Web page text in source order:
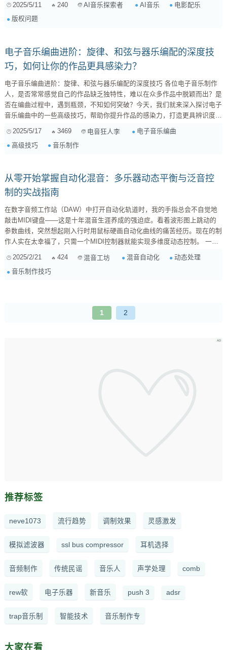
是我凭空捏造。现在市面上已经有不少AI音乐平台，比如Amper Music（虽
然已经被Shutterstock收购了），AIVA，还有Soundraw等等。它们都声称
2025/5/11 240 AI音乐探索者 AI音乐
电影配乐
版权问题
电子音乐编曲进阶：旋律、和弦与器乐编配的深度技
巧，如何让你的作品更具感染力？
电子音乐编曲进阶：旋律、和弦与器乐编配的深度技巧 各位电子音乐制作
人，是否常常感觉自己的作品缺乏独特性，难以在众多作品中脱颖而出？是
否在编曲过程中，遇到瓶颈，不知如何突破？今天，我们就来深入探讨电子
音乐编曲中的一些高级技巧，帮助你提升作品的感染力，打造更具辨识度的
个好的旋律能够瞬间抓住听众的耳朵。但如何创作出抓耳又独特的旋律呢？
2025/5/17 3469 电音狂人李
电子音乐编曲
高级技巧
音乐制作
从零开始掌握自动化混音：多乐器动态平衡与泛音控
制的实战指南
在数字音频工作站（DAW）中打开自动化轨道时，我的手指总会不自觉地
敲击MIDI键盘——这是十年混音生涯养成的强迫症。看着波形图上跳动的
参数曲线，突然想起刚入行时用鼠标硬画自动化曲线的痛苦经历。现在的制
作人实在太幸福了，只需一个MIDI控制器就能实现多维度动态控制。 一、
动推子可同时关联8个轨道参数。去年帮某游戏配乐时，弦乐组16轨的渐强
处理就是通过这个功能在5分钟内完成的动态塑造。记得要先将所有弦乐轨
2025/2/21 424 混音工坊 混音自动化
动态处理
音乐制作技巧
1 2
推荐标签
neve1073 流行趋势 调制效果 灵感激发
模拟滤波器 ssl bus compressor 耳机选择
音频制作 传统民谣 音乐人 声学处理 comb
rew软 电子乐器 新音乐 push 3 adsr
trap音乐制 智能技术 音乐制作专
大家在看